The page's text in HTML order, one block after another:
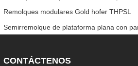
Remolques modulares Gold hofer THPSL
Semirremolque de plataforma plana con
CONTÁCTENOS